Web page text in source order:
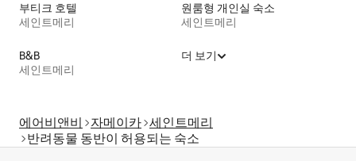
부티크 호텔
세인트메리
원룸형 개인실 숙소
세인트메리
B&B
세인트메리
더 보기
에어비앤비 자메이카 세인트메리
반려동물 동반이 허용되는 숙소